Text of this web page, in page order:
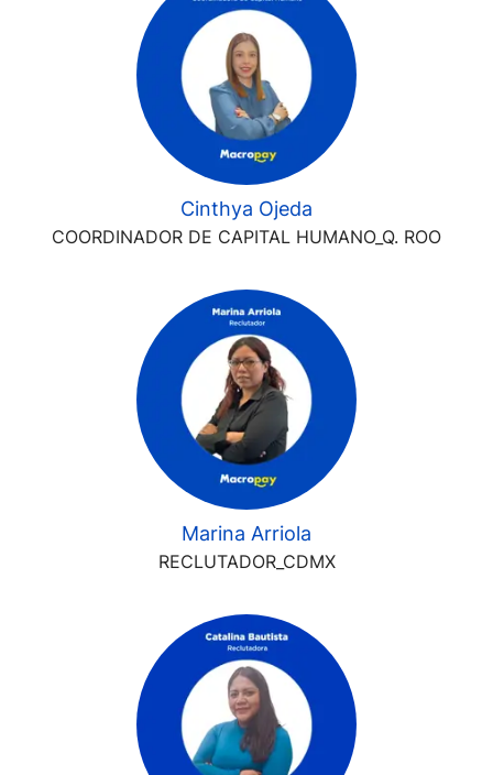
Cinthya Ojeda
COORDINADOR DE CAPITAL HUMANO_Q. ROO
Marina Arriola
RECLUTADOR_CDMX